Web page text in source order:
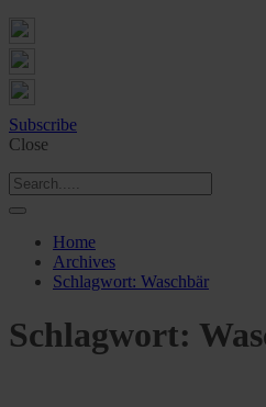
Subscribe
Close
Home
Archives
Schlagwort: Waschbär
Schlagwort: